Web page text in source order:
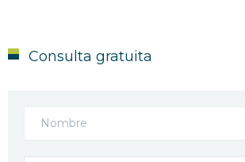
Consulta gratuita